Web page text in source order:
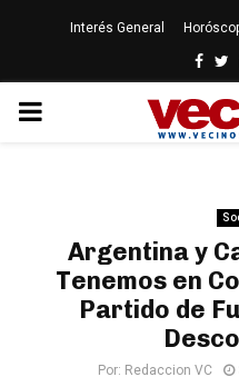
Interés General
PRIMARY
Argentina y
Tenemos en
Partido de
Por: Redaccion VC